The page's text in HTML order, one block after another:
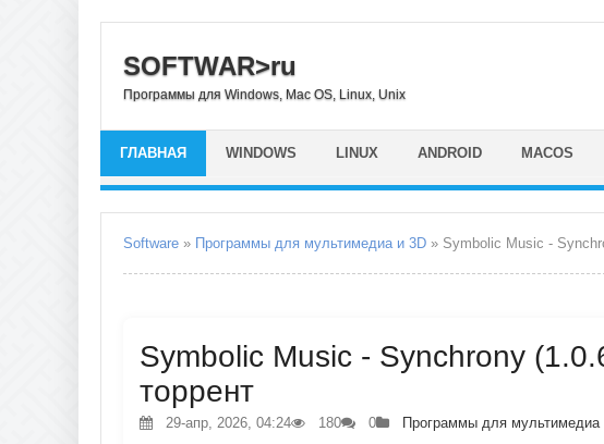
SOFTWAR>ru
Программы для Windows, Mac OS, Linux, Unix
ГЛАВНАЯ WINDOWS LINUX ANDROID MACOS
Software » Программы для мультимедиа и 3D » Symbolic Music -
Symbolic Music - Synchrony
торрент
29-апр, 2026, 04:24 180 0 Программы для мультимедиа